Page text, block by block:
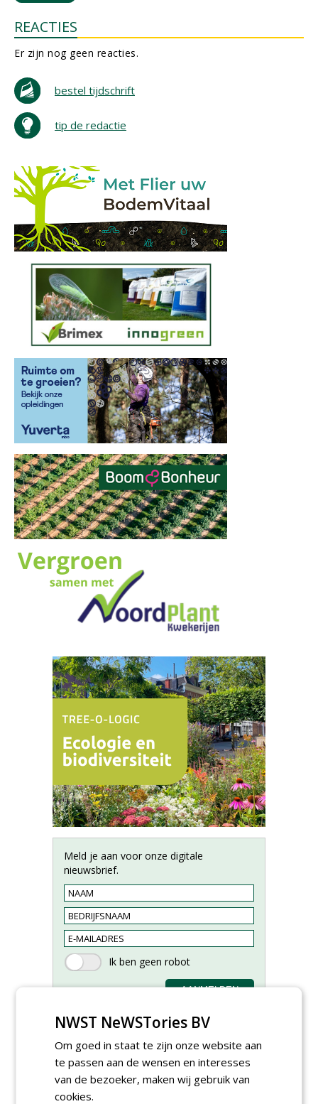
REACTIES
Er zijn nog geen reacties.
bestel tijdschrift
tip de redactie
Meld je aan voor onze digitale
nieuwsbrief.
Groeiplaats specialist bij
NWST NeWSTories BV
Om goed in staat te zijn onze website aan
te passen aan de wensen en interesses
van de bezoeker, maken wij gebruik van
cookies.